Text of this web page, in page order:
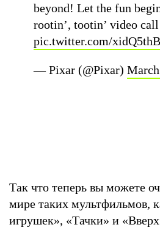
beyond! Let the fun
rootin’, tootin’ video
pic.twitter.com/
— Pixar (@Pixar)
Так что теперь вы можете
мире таких мультфильмов,
игрушек», «Тачки» и